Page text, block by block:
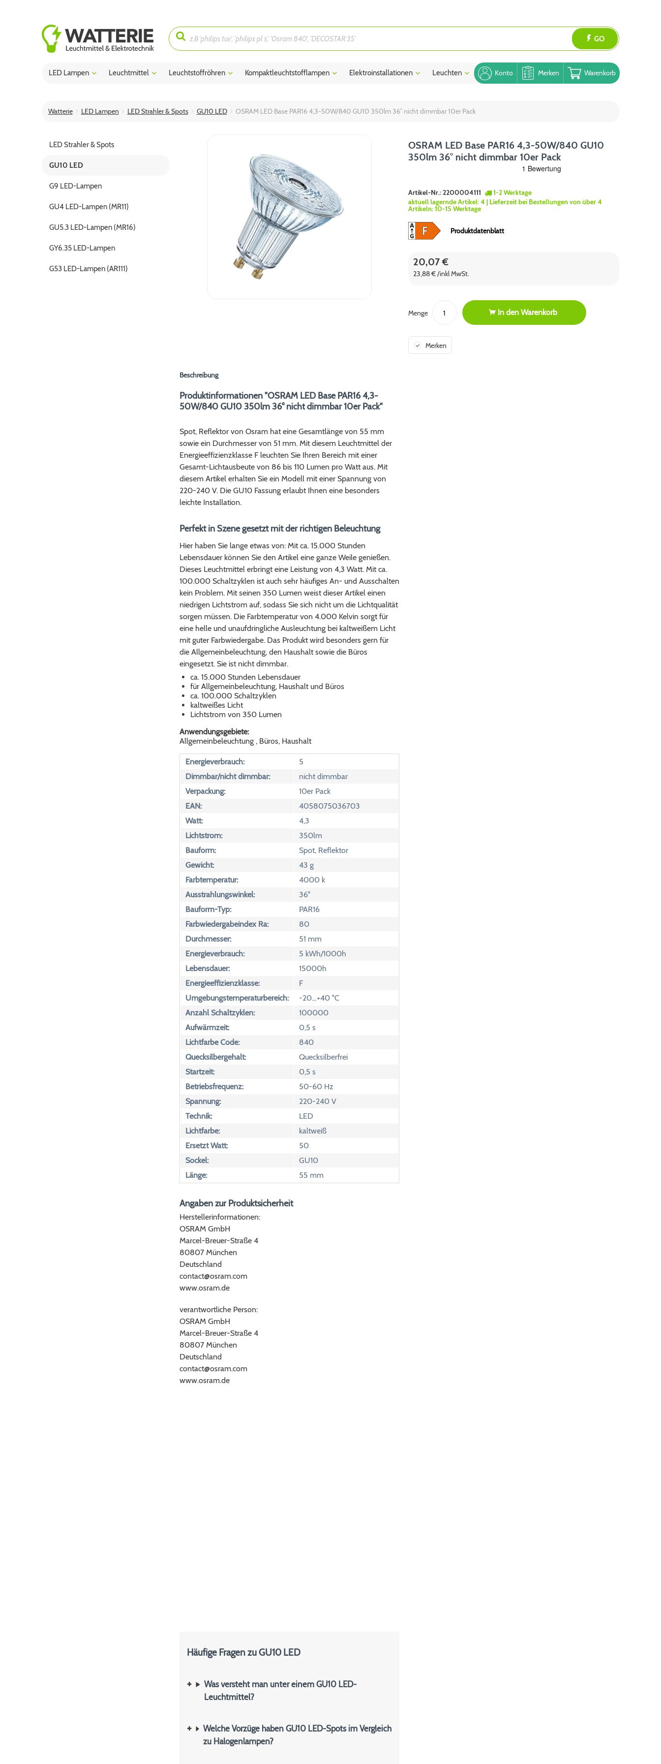
GO
Konto Merken Warenkorb
LED Lampen Leuchtmittel Leuchtstoffröhren Kompaktleuchtstofflampen Elektroinstallationen Leuchten Blog
Watterie LED Lampen LED Strahler & Spots GU10 LED OSRAM LED Base PAR16 4,3-50W/840 GU10 350lm 36° nicht dimmbar 10er Pack
LED Strahler & Spots
GU10 LED
G9 LED-Lampen
GU4 LED-Lampen (MR11)
GU5.3 LED-Lampen (MR16)
GY6.35 LED-Lampen
G53 LED-Lampen (AR111)
OSRAM LED Base PAR16 4,3-50W/840 GU10
350lm 36° nicht dimmbar 10er Pack
Artikel-Nr.:2200004111
1-2 Werktage
aktuell lagernde Artikel:4 | Lieferzeit bei Bestellungen von über 4
Artikeln:10-15 Werktage
Produktdatenblatt
20,07 €
23,88 € /inkl MwSt.
Menge In den Warenkorb
Merken
Beschreibung
Produktinformationen "OSRAM LED Base PAR16 4,3-
50W/840 GU10 350lm 36° nicht dimmbar 10er Pack"
Spot, Reflektor von Osram hat eine Gesamtlänge von 55 mm
sowie ein Durchmesser von 51 mm. Mit diesem Leuchtmittel der
Energieeffizienzklasse F leuchten Sie Ihren Bereich mit einer
Gesamt-Lichtausbeute von 86 bis 110 Lumen pro Watt aus. Mit
diesem Artikel erhalten Sie ein Modell mit einer Spannung von
220-240 V. Die GU10 Fassung erlaubt Ihnen eine besonders
leichte Installation.
Perfekt in Szene gesetzt mit der richtigen Beleuchtung
Hier haben Sie lange etwas von: Mit ca. 15.000 Stunden
Lebensdauer können Sie den Artikel eine ganze Weile genießen.
Dieses Leuchtmittel erbringt eine Leistung von 4,3 Watt. Mit ca.
100.000 Schaltzyklen ist auch sehr häufiges An- und Ausschalten
kein Problem. Mit seinen 350 Lumen weist dieser Artikel einen
niedrigen Lichtstrom auf, sodass Sie sich nicht um die Lichtqualität
sorgen müssen. Die Farbtemperatur von 4.000 Kelvin sorgt für
eine helle und unaufdringliche Ausleuchtung bei kaltweißem Licht
mit guter Farbwiedergabe. Das Produkt wird besonders gern für
die Allgemeinbeleuchtung, den Haushalt sowie die Büros
eingesetzt. Sie ist nicht dimmbar.
ca. 15.000 Stunden Lebensdauer
für Allgemeinbeleuchtung, Haushalt und Büros
ca. 100.000 Schaltzyklen
kaltweißes Licht
Lichtstrom von 350 Lumen
Anwendungsgebiete:
Allgemeinbeleuchtung , Büros, Haushalt
Energieverbrauch:
5
Dimmbar/nicht dimmbar:
nicht dimmbar
Verpackung:
10er Pack
EAN:
4058075036703
Watt:
4,3
Lichtstrom:
350lm
Bauform:
Spot, Reflektor
Gewicht:
43 g
Farbtemperatur:
4000 k
Ausstrahlungswinkel:
36°
Bauform-Typ:
PAR16
Farbwiedergabeindex Ra:
80
Durchmesser:
51 mm
Energieverbrauch:
5 kWh/1000h
Lebensdauer:
15000h
Energieeffizienzklasse:
F
Umgebungstemperaturbereich:
-20…+40 °C
Anzahl Schaltzyklen:
100000
Aufwärmzeit:
0,5 s
Lichtfarbe Code:
840
Quecksilbergehalt:
Quecksilberfrei
Startzeit:
0,5 s
Betriebsfrequenz:
50-60 Hz
Spannung:
220-240 V
Technik:
LED
Lichtfarbe:
kaltweiß
Ersetzt Watt:
50
Sockel:
GU10
Länge:
55 mm
Angaben zur Produktsicherheit
Herstellerinformationen:
OSRAM GmbH
Marcel-Breuer-Straße 4
80807 München
Deutschland
contact@osram.com
www.osram.de
verantwortliche Person:
OSRAM GmbH
Marcel-Breuer-Straße 4
80807 München
Deutschland
contact@osram.com
www.osram.de
Häufige Fragen zu GU10 LED
Was versteht man unter einem GU10 LED-
Leuchtmittel?
Welche Vorzüge haben GU10 LED-Spots im Vergleich
zu Halogenlampen?